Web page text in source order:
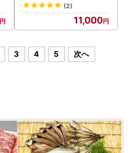
(2)
11,000
3 4 5 次へ